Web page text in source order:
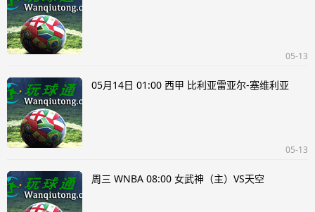
05-13
05月14日 01:00 西甲 比利亚雷亚尔-塞维利亚
05-13
周三 WNBA 08:00 女武神（主）VS天空